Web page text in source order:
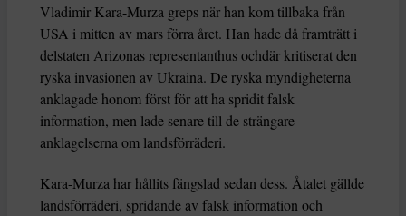
Vladimir Kara-Murza greps när han kom tillbaka från
USA i mitten av mars förra året. Han hade då framträtt i
delstaten Arizonas representanthus ochdär kritiserat den
ryska invasionen av Ukraina. De ryska myndigheterna
anklagade honom först för att ha spridit falsk
information, men lade senare till de strängare
anklagelserna om landsförräderi.
Kara-Murza har hållits fängslad sedan dess. Åtalet gällde
landsförräderi, spridande av falsk information och